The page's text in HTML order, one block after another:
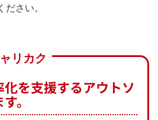
さい。
リカク
を支援するアウトソ
。